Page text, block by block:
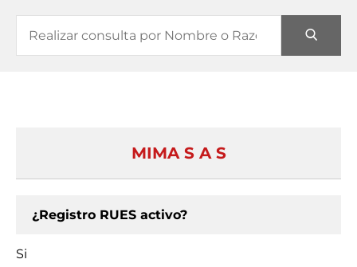
MIMA S A S
¿Registro RUES activo?
Si